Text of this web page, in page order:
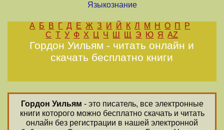
Языкознание
А Б В Г Д Е Ж З И Й К Л М Н О П
Р
С Т У Ф Х Ц Ч Ш Щ Э Ю Я AZ
Гордон Уильям - читать онлайн и
скачать бесплатно книги
Гордон Уильям - это писатель, все электронные
книги которого можно бесплатно скачать и читать
онлайн без регистрации в нашей электронной